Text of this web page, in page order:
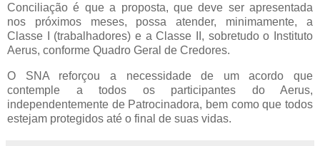
Conciliação é que a proposta, que deve ser apresentada
nos próximos meses, possa atender, minimamente, a
Classe I (trabalhadores) e a Classe II, sobretudo o Instituto
Aerus, conforme Quadro Geral de Credores.
O SNA reforçou a necessidade de um acordo que
contemple a todos os participantes do Aerus,
independentemente de Patrocinadora, bem como que todos
estejam protegidos até o final de suas vidas.